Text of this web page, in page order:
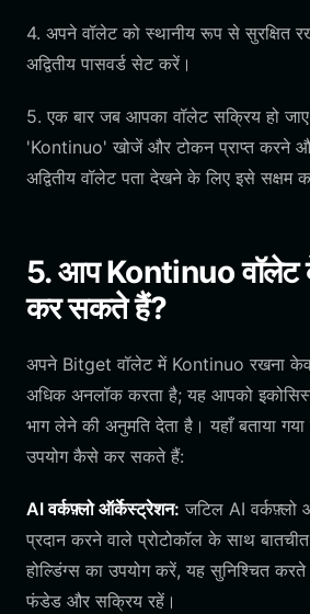
4. अपने वॉलेट को स्थानीय रूप से सुरक्षित
अद्वितीय पासवर्ड सेट करें।
5. एक बार जब आपका वॉलेट सक्रिय हो
'Kontinuo' खोजें और टोकन प्राप्त करने
अद्वितीय वॉलेट पता देखने के लिए इसे सक्षम
5. आप Kontinuo वॉलेट
कर सकते हैं?
अपने Bitget वॉलेट में Kontinuo रखना
अधिक अनलॉक करता है; यह आपको
भाग लेने की अनुमति देता है। यहाँ बताया
उपयोग कैसे कर सकते हैं:
AI वर्कफ़्लो ऑर्केस्ट्रेशन: जटिल AI वर्कफ़्लो
प्रदान करने वाले प्रोटोकॉल के साथ
होल्डिंग्स का उपयोग करें, यह सुनिश्चित
फंडेड और सक्रिय रहें।